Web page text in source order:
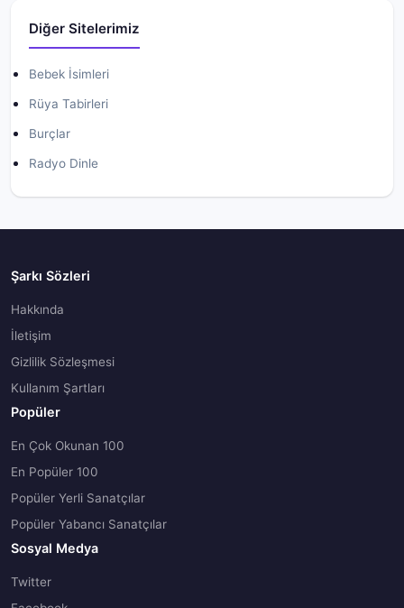
Diğer Sitelerimiz
Bebek İsimleri
Rüya Tabirleri
Burçlar
Radyo Dinle
Şarkı Sözleri
Hakkında
İletişim
Gizlilik Sözleşmesi
Kullanım Şartları
Popüler
En Çok Okunan 100
En Popüler 100
Popüler Yerli Sanatçılar
Popüler Yabancı Sanatçılar
Sosyal Medya
Twitter